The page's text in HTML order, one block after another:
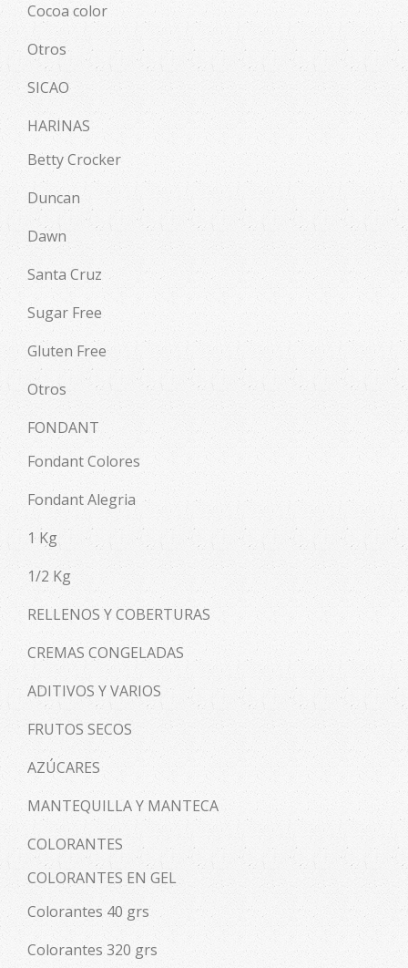
Cocoa color
Otros
SICAO
HARINAS
Betty Crocker
Duncan
Dawn
Santa Cruz
Sugar Free
Gluten Free
Otros
FONDANT
Fondant Colores
Fondant Alegria
1 Kg
1/2 Kg
RELLENOS Y COBERTURAS
CREMAS CONGELADAS
ADITIVOS Y VARIOS
FRUTOS SECOS
AZÚCARES
MANTEQUILLA Y MANTECA
COLORANTES
COLORANTES EN GEL
Colorantes 40 grs
Colorantes 320 grs